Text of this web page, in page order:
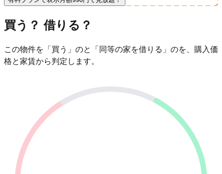
買う？ 借りる？
この物件を「買う」のと「同等の家を借りる」のを、購入価
格と家賃から判定します。